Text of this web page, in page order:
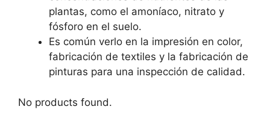
plantas, como el amoníaco, nitrato y
fósforo en el suelo.
Es común verlo en la impresión en color,
fabricación de textiles y la fabricación de
pinturas para una inspección de calidad.
No products found.